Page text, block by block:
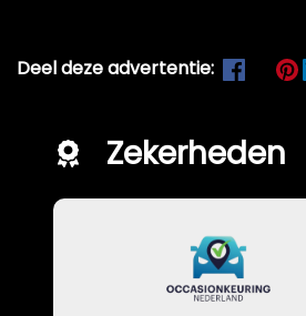
Deel deze advertentie:
Zekerheden